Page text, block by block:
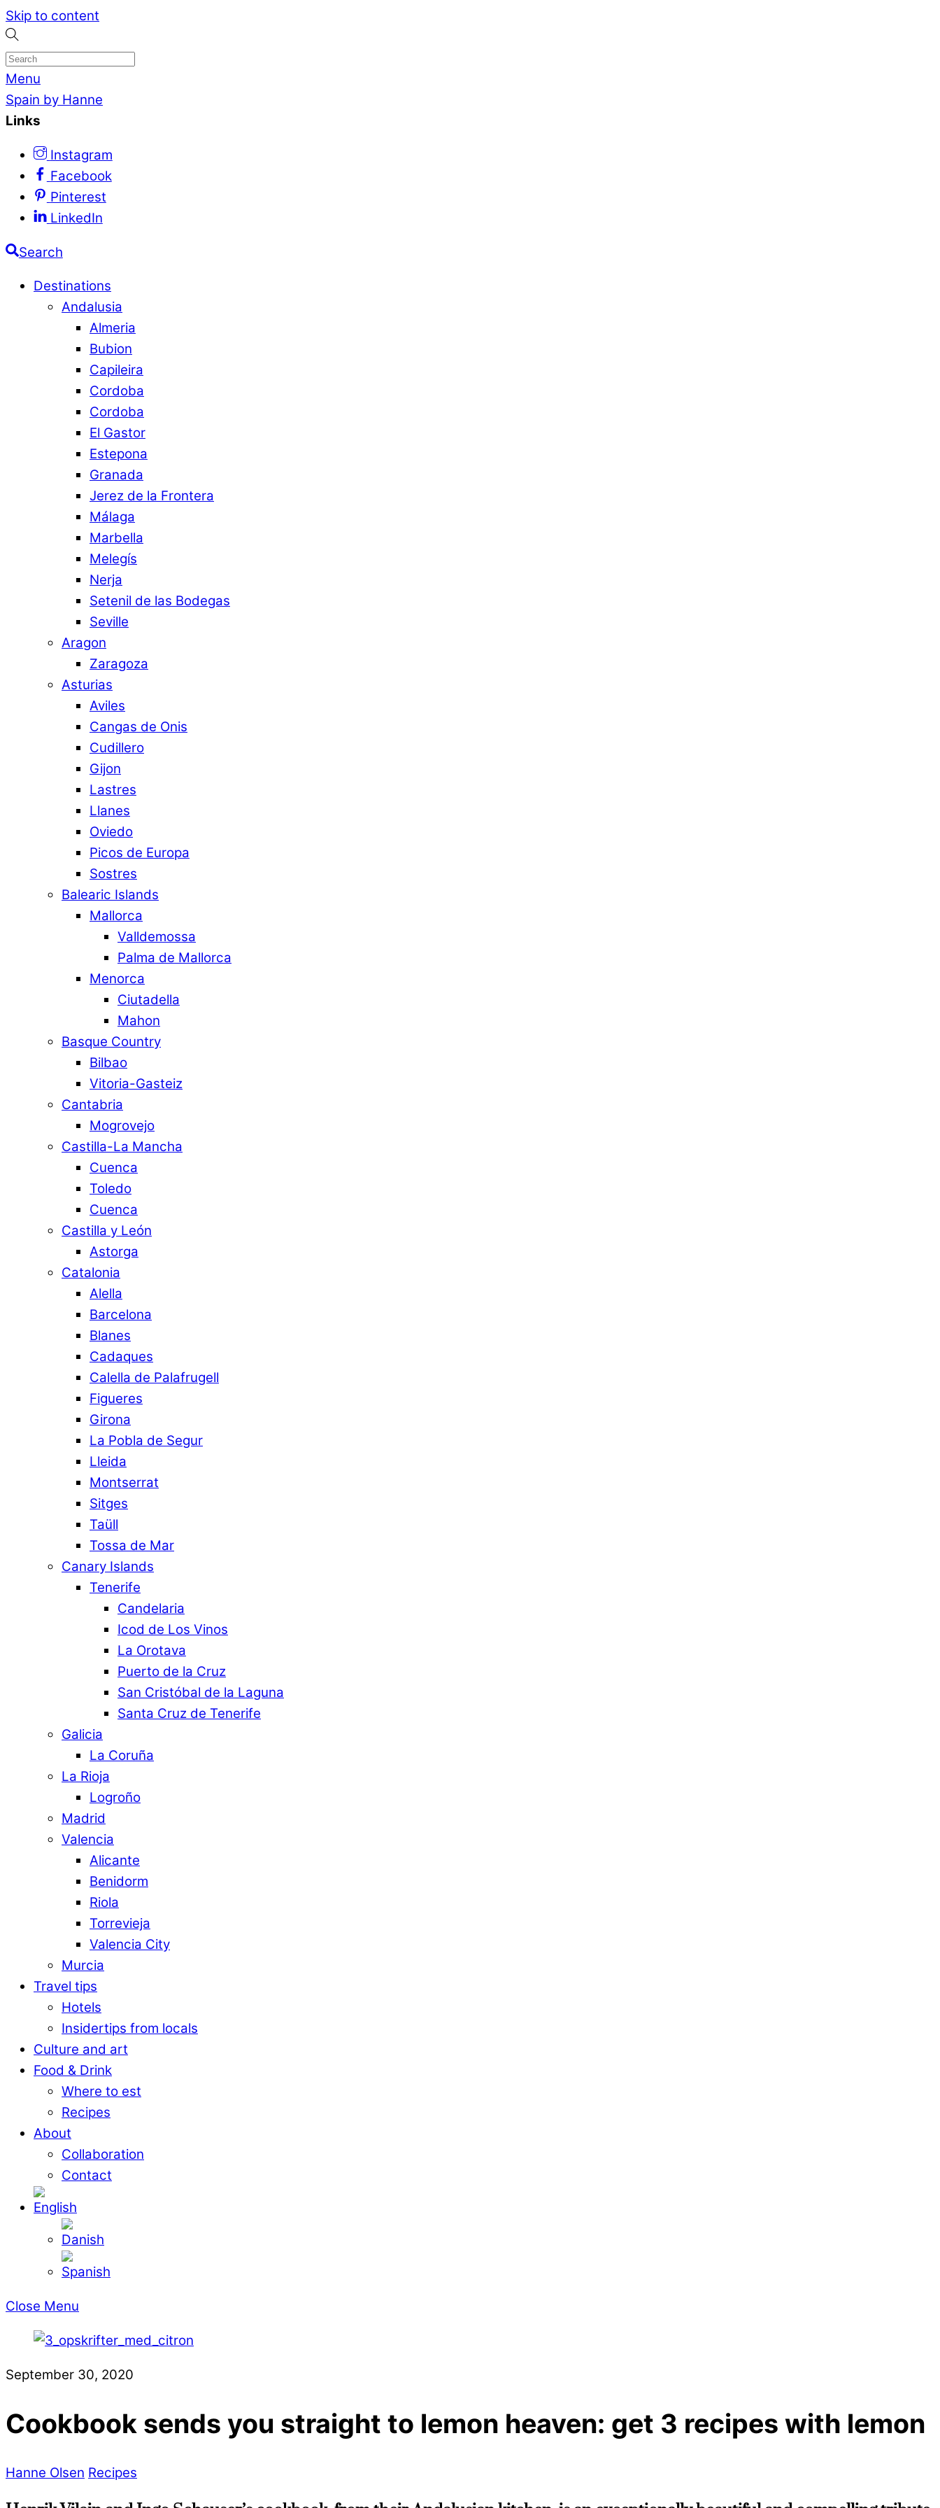
Skip to content
Menu
Spain by Hanne
Links
Instagram
Facebook
Pinterest
LinkedIn
Search
Destinations
Andalusia
Almeria
Bubion
Capileira
Cordoba
Cordoba
El Gastor
Estepona
Granada
Jerez de la Frontera
Málaga
Marbella
Melegís
Nerja
Setenil de las Bodegas
Seville
Aragon
Zaragoza
Asturias
Aviles
Cangas de Onis
Cudillero
Gijon
Lastres
Llanes
Oviedo
Picos de Europa
Sostres
Balearic Islands
Mallorca
Valldemossa
Palma de Mallorca
Menorca
Ciutadella
Mahon
Basque Country
Bilbao
Vitoria-Gasteiz
Cantabria
Mogrovejo
Castilla-La Mancha
Cuenca
Toledo
Cuenca
Castilla y León
Astorga
Catalonia
Alella
Barcelona
Blanes
Cadaques
Calella de Palafrugell
Figueres
Girona
La Pobla de Segur
Lleida
Montserrat
Sitges
Taüll
Tossa de Mar
Canary Islands
Tenerife
Candelaria
Icod de Los Vinos
La Orotava
Puerto de la Cruz
San Cristóbal de la Laguna
Santa Cruz de Tenerife
Galicia
La Coruña
La Rioja
Logroño
Madrid
Valencia
Alicante
Benidorm
Riola
Torrevieja
Valencia City
Murcia
Travel tips
Hotels
Insidertips from locals
Culture and art
Food & Drink
Where to est
Recipes
About
Collaboration
Contact
Close Menu
September 30, 2020
Cookbook sends you straight to lemon heaven: get 3 recipes with lemon
Hanne Olsen Recipes